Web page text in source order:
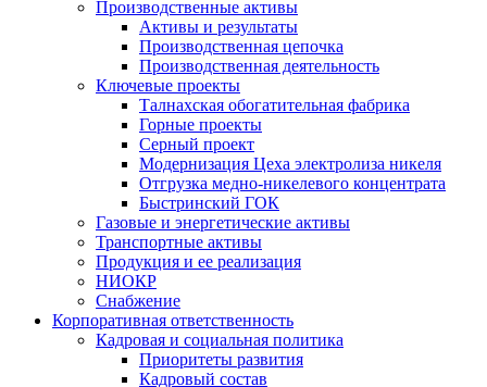
Производственные активы
Активы и результаты
Производственная цепочка
Производственная деятельность
Ключевые проекты
Талнахская обогатительная фабрика
Горные проекты
Серный проект
Модернизация Цеха электролиза никеля
Отгрузка медно-никелевого концентрата
Быстринский ГОК
Газовые и энергетические активы
Транспортные активы
Продукция и ее реализация
НИОКР
Снабжение
Корпоративная ответственность
Кадровая и социальная политика
Приоритеты развития
Кадровый состав